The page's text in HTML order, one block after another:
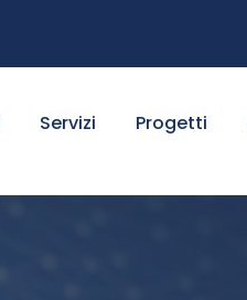
Servizi Progetti